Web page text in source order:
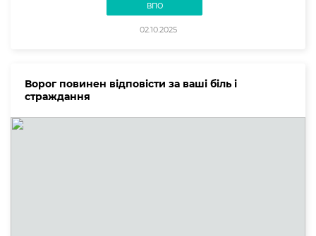
ВПО
02.10.2025
Ворог повинен відповісти за ваші біль і
страждання